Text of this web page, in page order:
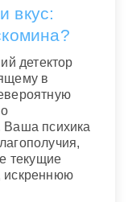
вкус:
детектор
в
Ваша психика
текущие
искреннюю